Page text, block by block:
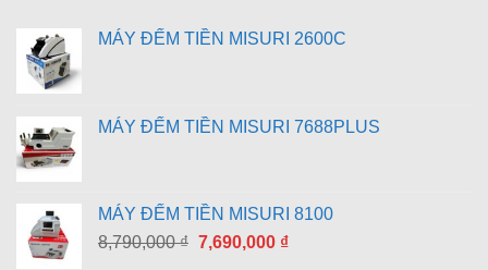
MÁY ĐẾM TIỀN MISURI 2600C
MÁY ĐẾM TIỀN MISURI 7688PLUS
MÁY ĐẾM TIỀN MISURI 8100
8,790,000₫ Giá
7,690,000 ₫Giá